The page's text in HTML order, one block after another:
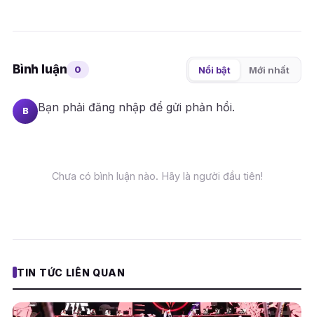
Bình luận 0 Nổi bật Mới nhất
B Bạn phải đăng nhập để gửi phản hồi.
Chưa có bình luận nào. Hãy là người đầu tiên!
TIN TỨC LIÊN QUAN